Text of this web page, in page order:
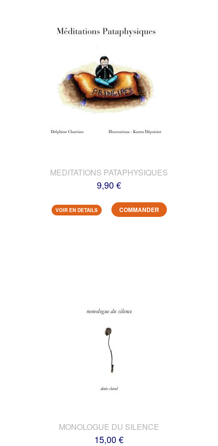
MEDITATIONS PATAPHYSIQUES
9,90 €
VOIR EN DETAILS COMMANDER
MONOLOGUE DU SILENCE
15,00 €